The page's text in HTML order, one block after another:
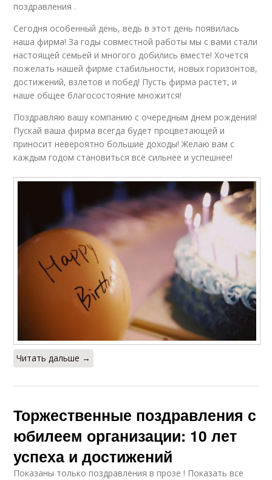
поздравления .
Сегодня особенный день, ведь в этот день появилась
наша фирма! За годы совместной работы мы с вами стали
настоящей семьей и многого добились вместе! Хочется
пожелать нашей фирме стабильности, новых горизонтов,
достижений, взлетов и побед! Пусть фирма растет, и
наше общее благосостояние множится!
Поздравляю вашу компанию с очередным днем рождения!
Пускай ваша фирма всегда будет процветающей и
приносит невероятно большие доходы! Желаю вам с
каждым годом становиться всё сильнее и успешнее!
Читать дальше →
Торжественные поздравления с
юбилеем организации: 10 лет
успеха и достижений
Показаны только поздравления в прозе ! Показать все